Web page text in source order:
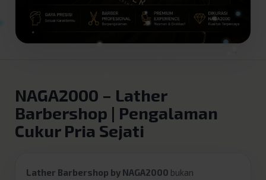
NAGA2000 – Lather
Barbershop | Pengalaman
Cukur Pria Sejati
Lather Barbershop by NAGA2000 bukan